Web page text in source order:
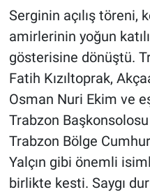
Serginin açılış töreni,
amirlerinin yoğun
gösterisine dönüştü.
Fatih Kızıltoprak,
Osman Nuri Ekim ve
Trabzon
Trabzon Bölge
Yalçın gibi önemli
birlikte kesti. Saygı